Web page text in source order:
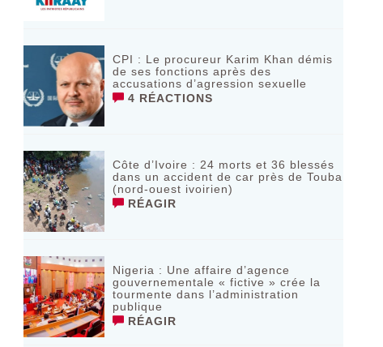
CPI : Le procureur Karim Khan démis
de ses fonctions après des
accusations d’agression sexuelle
4 RÉACTIONS
Côte d’Ivoire : 24 morts et 36 blessés
dans un accident de car près de Touba
(nord-ouest ivoirien)
RÉAGIR
Nigeria : Une affaire d’agence
gouvernementale « fictive » crée la
tourmente dans l’administration
publique
RÉAGIR